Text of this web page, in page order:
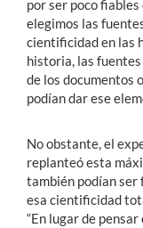
por ser poco fiables
elegimos las
cientificidad en las
historia, las
de los documentos
podían dar ese
No obstante, el
replanteó esta
también podían ser
esa cientificidad
“En lugar de